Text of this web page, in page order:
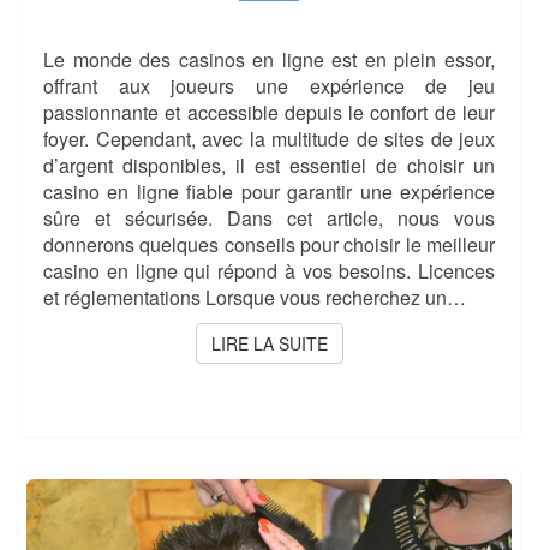
Le monde des casinos en ligne est en plein essor,
offrant aux joueurs une expérience de jeu
passionnante et accessible depuis le confort de leur
foyer. Cependant, avec la multitude de sites de jeux
d’argent disponibles, il est essentiel de choisir un
casino en ligne fiable pour garantir une expérience
sûre et sécurisée. Dans cet article, nous vous
donnerons quelques conseils pour choisir le meilleur
casino en ligne qui répond à vos besoins. Licences
et réglementations Lorsque vous recherchez un…
LIRE LA SUITELIRE LA SUITE